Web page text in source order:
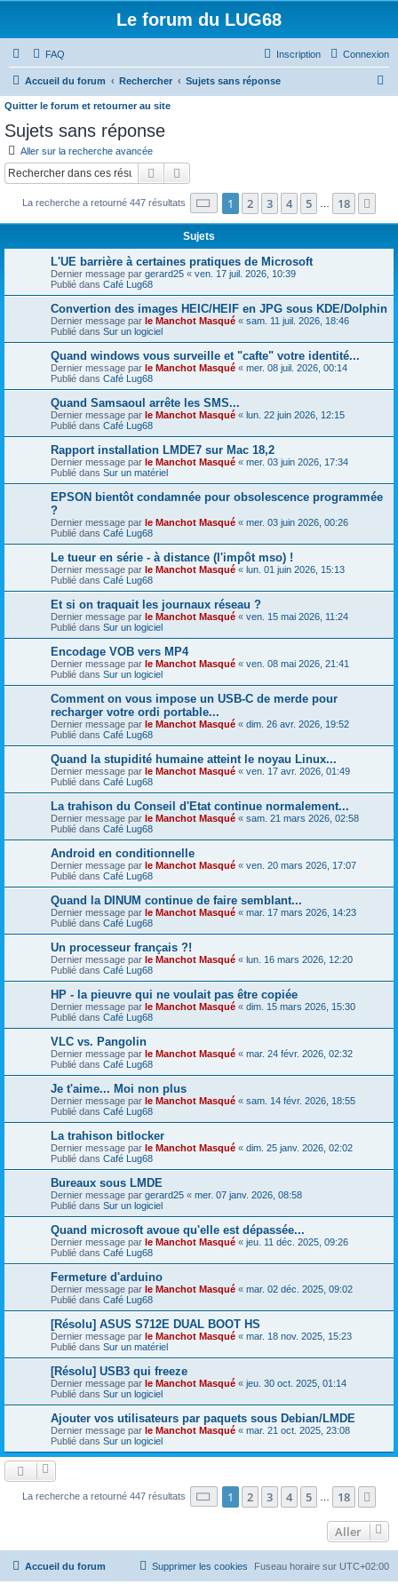
Le forum du LUG68
FAQ Connexion
Inscription
Accueil du forum Rechercher Sujets sans réponse
e
Quitter le forum et retourner au site
Sujets sans réponse
Aller sur la recherche avancée
Rechercher
La recherche a retourné 447 résultats Page 1sur18
1 2 3 4 5 18
Sujets
L'UE barrière à certaines pratiques de Microsoft
Dernier message par gerard25 « ven. 17 juil. 2026, 10:39
Publié dans Café Lug68
Convertion des images HEIC/HEIF en JPG sous KDE/Dolphin
Dernier message par le Manchot Masqué « sam. 11 juil. 2026, 18:46
Publié dans Sur un logiciel
Quand windows vous surveille et "cafte" votre identité...
Dernier message par le Manchot Masqué « mer. 08 juil. 2026, 00:14
Publié dans Café Lug68
Quand Samsaoul arrête les SMS...
Dernier message par le Manchot Masqué « lun. 22 juin 2026, 12:15
Publié dans Café Lug68
Rapport installation LMDE7 sur Mac 18,2
Dernier message par le Manchot Masqué « mer. 03 juin 2026, 17:34
Publié dans Sur un matériel
EPSON bientôt condamnée pour obsolescence programmée
?
Dernier message par le Manchot Masqué « mer. 03 juin 2026, 00:26
Publié dans Café Lug68
Le tueur en série - à distance (l'impôt mso) !
Dernier message par le Manchot Masqué « lun. 01 juin 2026, 15:13
Publié dans Café Lug68
Et si on traquait les journaux réseau ?
Dernier message par le Manchot Masqué « ven. 15 mai 2026, 11:24
Publié dans Sur un logiciel
Encodage VOB vers MP4
Dernier message par le Manchot Masqué « ven. 08 mai 2026, 21:41
Publié dans Sur un logiciel
Comment on vous impose un USB-C de merde pour
recharger votre ordi portable...
Dernier message par le Manchot Masqué « dim. 26 avr. 2026, 19:52
Publié dans Café Lug68
Quand la stupidité humaine atteint le noyau Linux...
Dernier message par le Manchot Masqué « ven. 17 avr. 2026, 01:49
Publié dans Café Lug68
La trahison du Conseil d'Etat continue normalement...
Dernier message par le Manchot Masqué « sam. 21 mars 2026, 02:58
Publié dans Café Lug68
Android en conditionnelle
Dernier message par le Manchot Masqué « ven. 20 mars 2026, 17:07
Publié dans Café Lug68
Quand la DINUM continue de faire semblant...
Dernier message par le Manchot Masqué « mar. 17 mars 2026, 14:23
Publié dans Café Lug68
Un processeur français ?!
Dernier message par le Manchot Masqué « lun. 16 mars 2026, 12:20
Publié dans Café Lug68
HP - la pieuvre qui ne voulait pas être copiée
Dernier message par le Manchot Masqué « dim. 15 mars 2026, 15:30
Publié dans Café Lug68
VLC vs. Pangolin
Dernier message par le Manchot Masqué « mar. 24 févr. 2026, 02:32
Publié dans Café Lug68
Je t'aime... Moi non plus
Dernier message par le Manchot Masqué « sam. 14 févr. 2026, 18:55
Publié dans Café Lug68
La trahison bitlocker
Dernier message par le Manchot Masqué « dim. 25 janv. 2026, 02:02
Publié dans Café Lug68
Bureaux sous LMDE
Dernier message par gerard25 « mer. 07 janv. 2026, 08:58
Publié dans Sur un logiciel
Quand microsoft avoue qu'elle est dépassée...
Dernier message par le Manchot Masqué « jeu. 11 déc. 2025, 09:26
Publié dans Café Lug68
Fermeture d'arduino
Dernier message par le Manchot Masqué « mar. 02 déc. 2025, 09:02
Publié dans Café Lug68
[Résolu] ASUS S712E DUAL BOOT HS
Dernier message par le Manchot Masqué « mar. 18 nov. 2025, 15:23
Publié dans Sur un matériel
[Résolu] USB3 qui freeze
Dernier message par le Manchot Masqué « jeu. 30 oct. 2025, 01:14
Publié dans Sur un logiciel
Ajouter vos utilisateurs par paquets sous Debian/LMDE
Dernier message par le Manchot Masqué « mar. 21 oct. 2025, 23:08
Publié dans Sur un logiciel
La recherche a retourné 447 résultats Page 1sur18
1 2 3 4 5 18
Aller
Accueil du forum Fuseau horaire sur UTC+02:00
Supprimer les cookies